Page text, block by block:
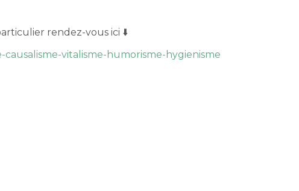
rendez-vous ici ⬇️
vitalisme-humorisme-hygienisme